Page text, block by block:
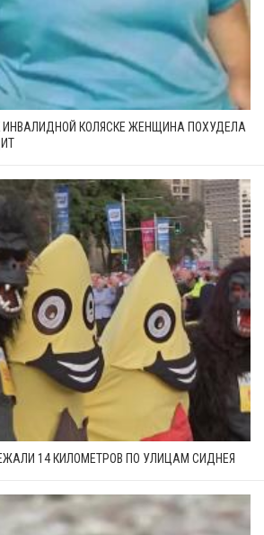
ИНВАЛИДНОЙ КОЛЯСКЕ ЖЕНЩИНА ПОХУДЕЛА
14 КИЛОМЕТРОВ ПО УЛИЦАМ СИДНЕЯ